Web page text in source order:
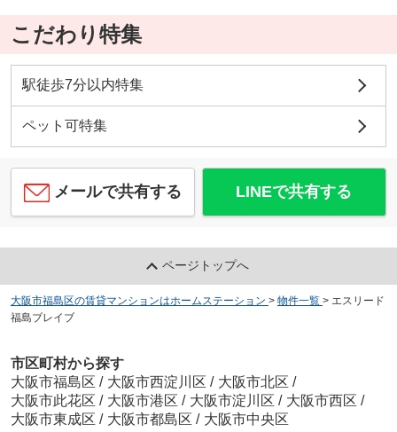
こだわり特集
駅徒歩7分以内特集
ペット可特集
メールで共有する LINEで共有する
ページトップへ
大阪市福島区の賃貸マンションはホームステーション > 物件一覧 > エスリード
福島ブレイブ
市区町村から探す
大阪市福島区 / 大阪市西淀川区 / 大阪市北区 /
大阪市此花区 / 大阪市港区 / 大阪市淀川区 / 大阪市西区 /
大阪市東成区 / 大阪市都島区 / 大阪市中央区